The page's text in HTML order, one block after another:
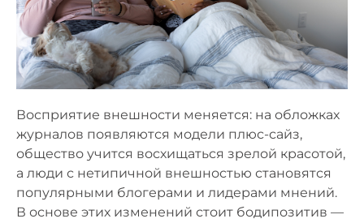
Восприятие внешности меняется: на обложках
журналов появляются модели плюс-сайз,
общество учится восхищаться зрелой красотой,
а люди с нетипичной внешностью становятся
популярными блогерами и лидерами мнений.
В основе этих изменений стоит бодипозитив —